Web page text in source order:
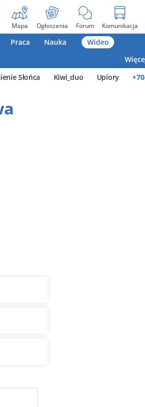
Mapa Ogłoszenia Forum Komunikacja
Praca Nauka
Wideo
Słońca Kiwi_duo Upiory +